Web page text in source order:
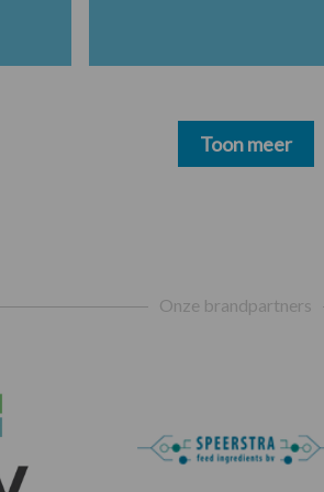
Toon meer
Onze brandpartners